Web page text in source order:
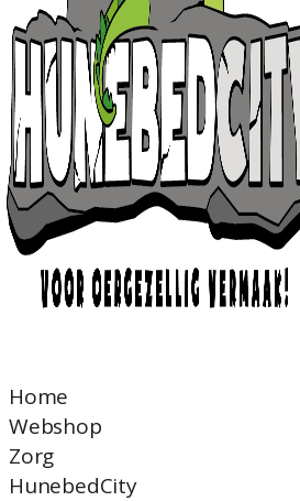
Home
Webshop
Zorg
HunebedCity